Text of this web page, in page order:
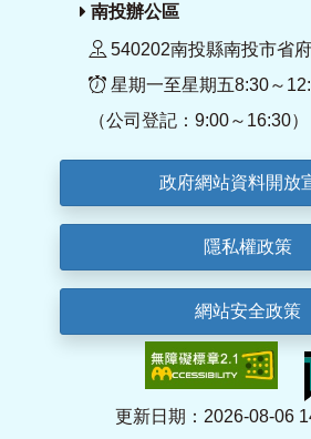
南投辦公區
540202南投縣南投市省
星期一至星期五8:30～
（公司登記：9:00～16:30
政府網站資料開放
隱私權政策
網站安全政策
更新日期：2026-08-06